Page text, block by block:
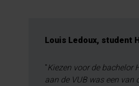
Louis Ledoux, student
"Kiezen voor de bachelor
aan de VUB was een van